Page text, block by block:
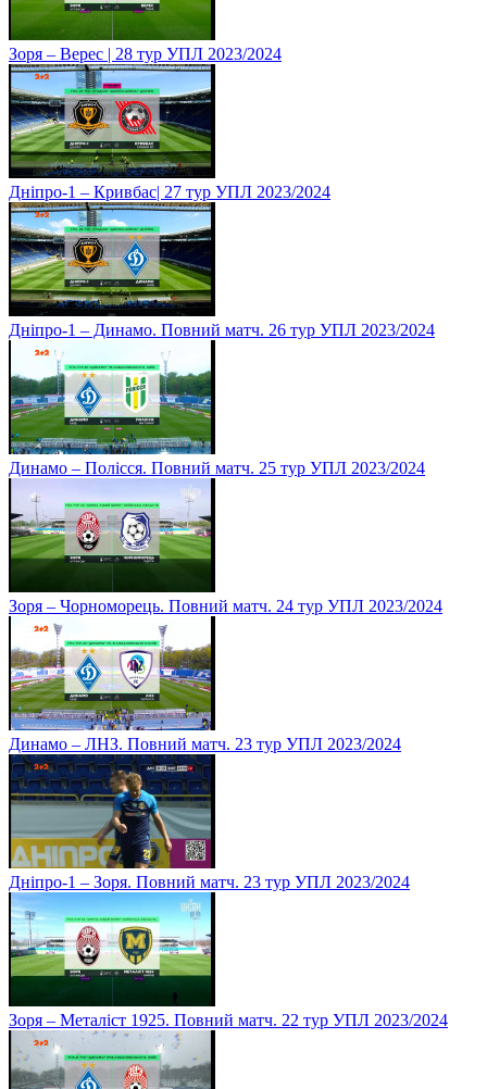
Зоря – Верес | 28 тур УПЛ 2023/2024
Дніпро-1 – Кривбас| 27 тур УПЛ 2023/2024
Дніпро-1 – Динамо. Повний матч. 26 тур УПЛ 2023/2024
Динамо – Полісся. Повний матч. 25 тур УПЛ 2023/2024
Зоря – Чорноморець. Повний матч. 24 тур УПЛ 2023/2024
Динамо – ЛНЗ. Повний матч. 23 тур УПЛ 2023/2024
Дніпро-1 – Зоря. Повний матч. 23 тур УПЛ 2023/2024
Зоря – Металіст 1925. Повний матч. 22 тур УПЛ 2023/2024